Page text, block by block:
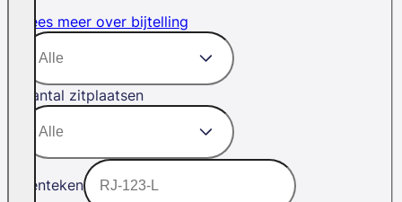
Lees meer over bijtelling
Aantal zitplaatsen
Kenteken